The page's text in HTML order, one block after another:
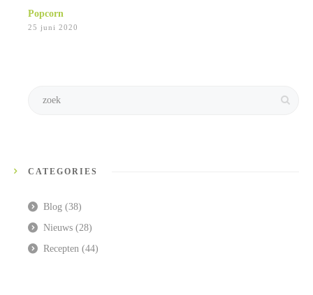
Popcorn
25 juni 2020
CATEGORIES
Blog (38)
Nieuws (28)
Recepten (44)